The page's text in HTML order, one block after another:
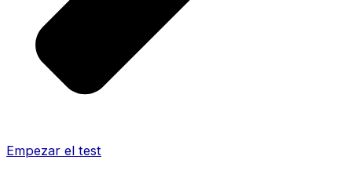
Empezar el test